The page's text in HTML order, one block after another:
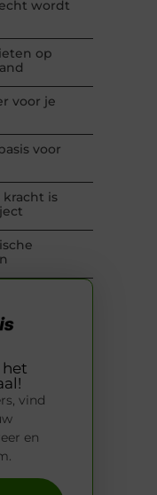
wordt
op
voor je
voor
is
vind
en